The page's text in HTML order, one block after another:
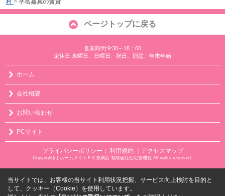
村 > 字名嘉真の賃貸
ページトップに戻る
営業時間:9:30～18：00
定休日:水曜日、日曜日、祝日、旧盆、年末年始
ホーム
会社概要
お問い合わせ
PCサイト
プライバシーポリシー ｜ 利用規約 ｜アクセスマップ
Copyright(c) ホームメイトＦＣ糸満店 有限会社住宅管理社 All rights reserved.
当サイトでは、お客様の当サイト利用状況把握、サービス向上検討を目的と
して、クッキー（Cookie）を使用しています。